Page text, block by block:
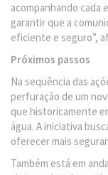
acompanhando cada
garantir que a
eficiente e seguro”,
Próximos passos
Na sequência das
perfuração de um
que historicamente
água. A iniciativa
oferecer mais
Também está em